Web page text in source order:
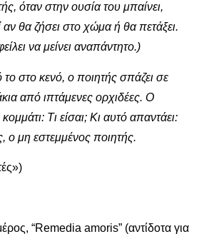
όταν στην ουσία του μπαίνει,
αν θα ζήσει στο χώμα ή θα πετάξει.
να μείνει αναπάντητο.)
το στο κενό, ο ποιητής σπάζει σε
από ιπτάμενες ορχιδέες. Ο
Τι είσαι; Κι αυτό απαντάει:
ο μη εστεμμένος ποιητής.
“Remedia amoris” (αντίδοτα για